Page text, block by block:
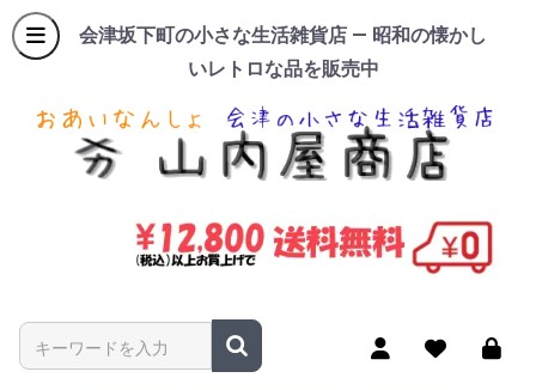
会津坂下町の小さな生活雑貨店 — 昭和の懐かし
いレトロな品を販売中
商品名やキーワードを入力